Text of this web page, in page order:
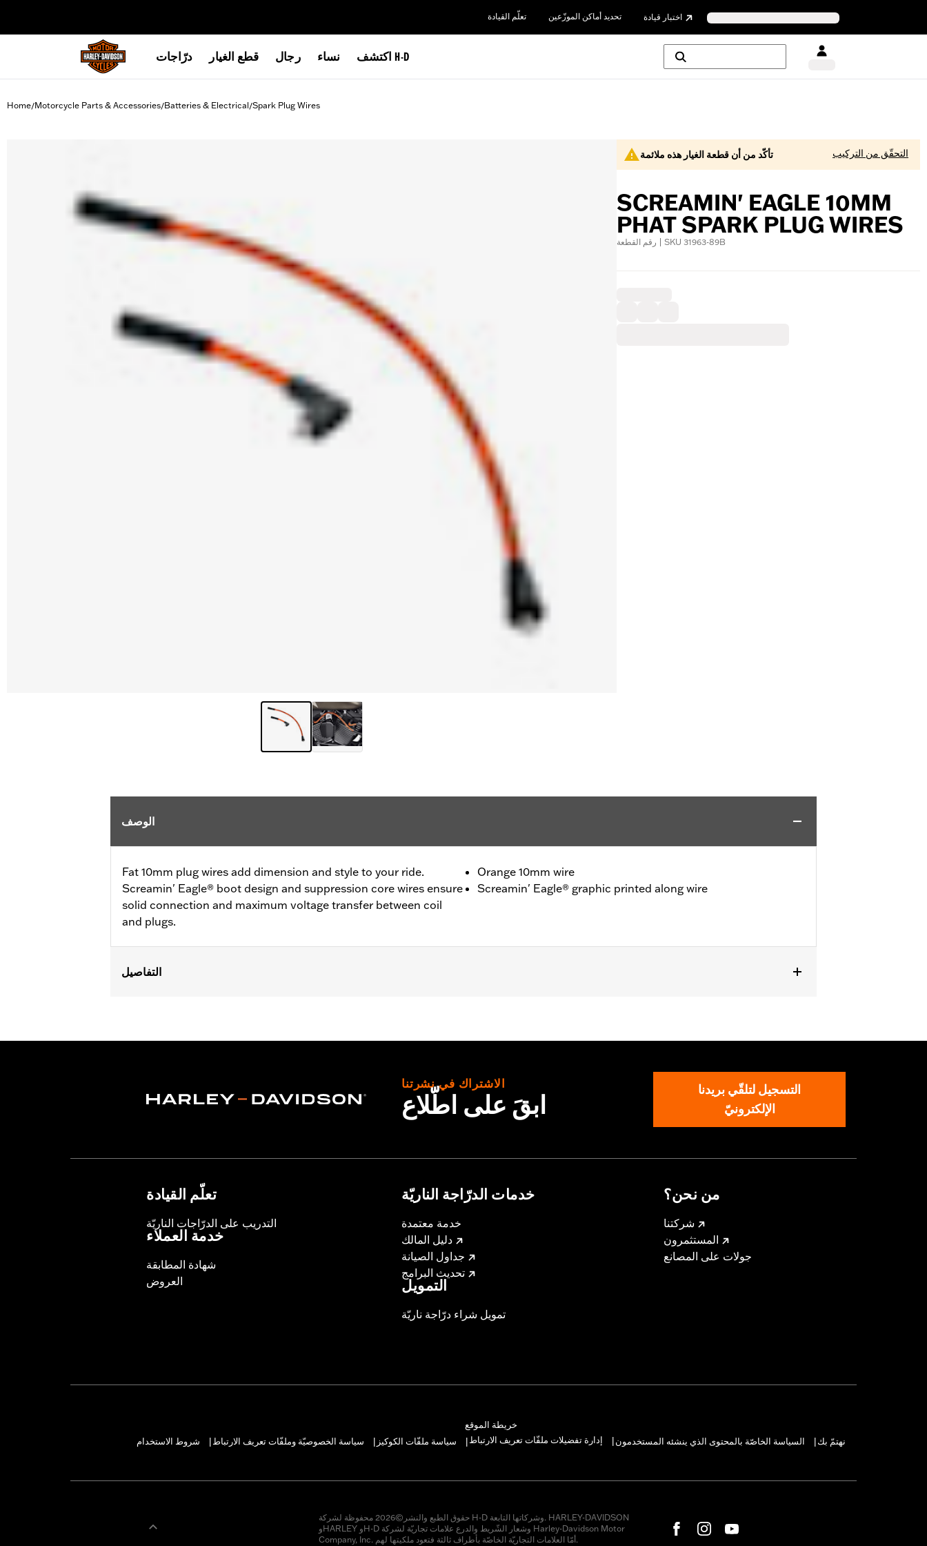
تعلّم القيادة تحديد أماكن الموزّعين اختبار قيادة
درّاجات قطع الغيار رجال نساء اكتشف H-D
Home/Motorcycle Parts & Accessories/Batteries & Electrical/Spark Plug Wires
تأكّد من أن قطعة الغيار هذه ملائمة التحقّق من التركيب
SCREAMIN' EAGLE 10MM
PHAT SPARK PLUG WIRES
رقم القطعة | SKU 31963-89B
الوصف
Fat 10mm plug wires add dimension and style to your ride.
Screamin' Eagle® boot design and suppression core wires ensure
solid connection and maximum voltage transfer between coil
and plugs.
Orange 10mm wire
Screamin' Eagle® graphic printed along wire
التفاصيل
In the Box:2 spark plug cables
الاشتراك في نشرتنا
ابقَ على اطّلاع
التسجيل لتلقّي بريدنا
الإلكترونيّ
تعلّم القيادة
التدريب على الدرّاجات الناريّة
خدمة العملاء
شهادة المطابقة
العروض
خدمات الدرّاجة الناريّة
خدمة معتمدة
دليل المالك
جداول الصيانة
تحديث البرامج
التمويل
تمويل شراء درّاجة ناريّة
من نحن؟
شركتنا
المستثمرون
جولات على المصانع
خريطة الموقع
شروط الاستخدام
سياسة الخصوصيّة وملفّات تعريف الارتباط سياسة ملفّات الكوكيز إدارة تفضيلات ملفّات تعريف الارتباط السياسة الخاصّة بالمحتوى الذي ينشئه المستخدمون نهتمّ بك
حقوق الطبع والنشر©2026 محفوظة لشركة H-D وشركاتها التابعة. HARLEY-DAVIDSON
وHARLEY وH-D وشعار الشّريط والدرع علامات تجاريّة لشركة Harley-Davidson Motor
Company, Inc. أمّا العلامات التجاريّة الخاصّة بأطراف ثالثة فتعود ملكيتها لهم.